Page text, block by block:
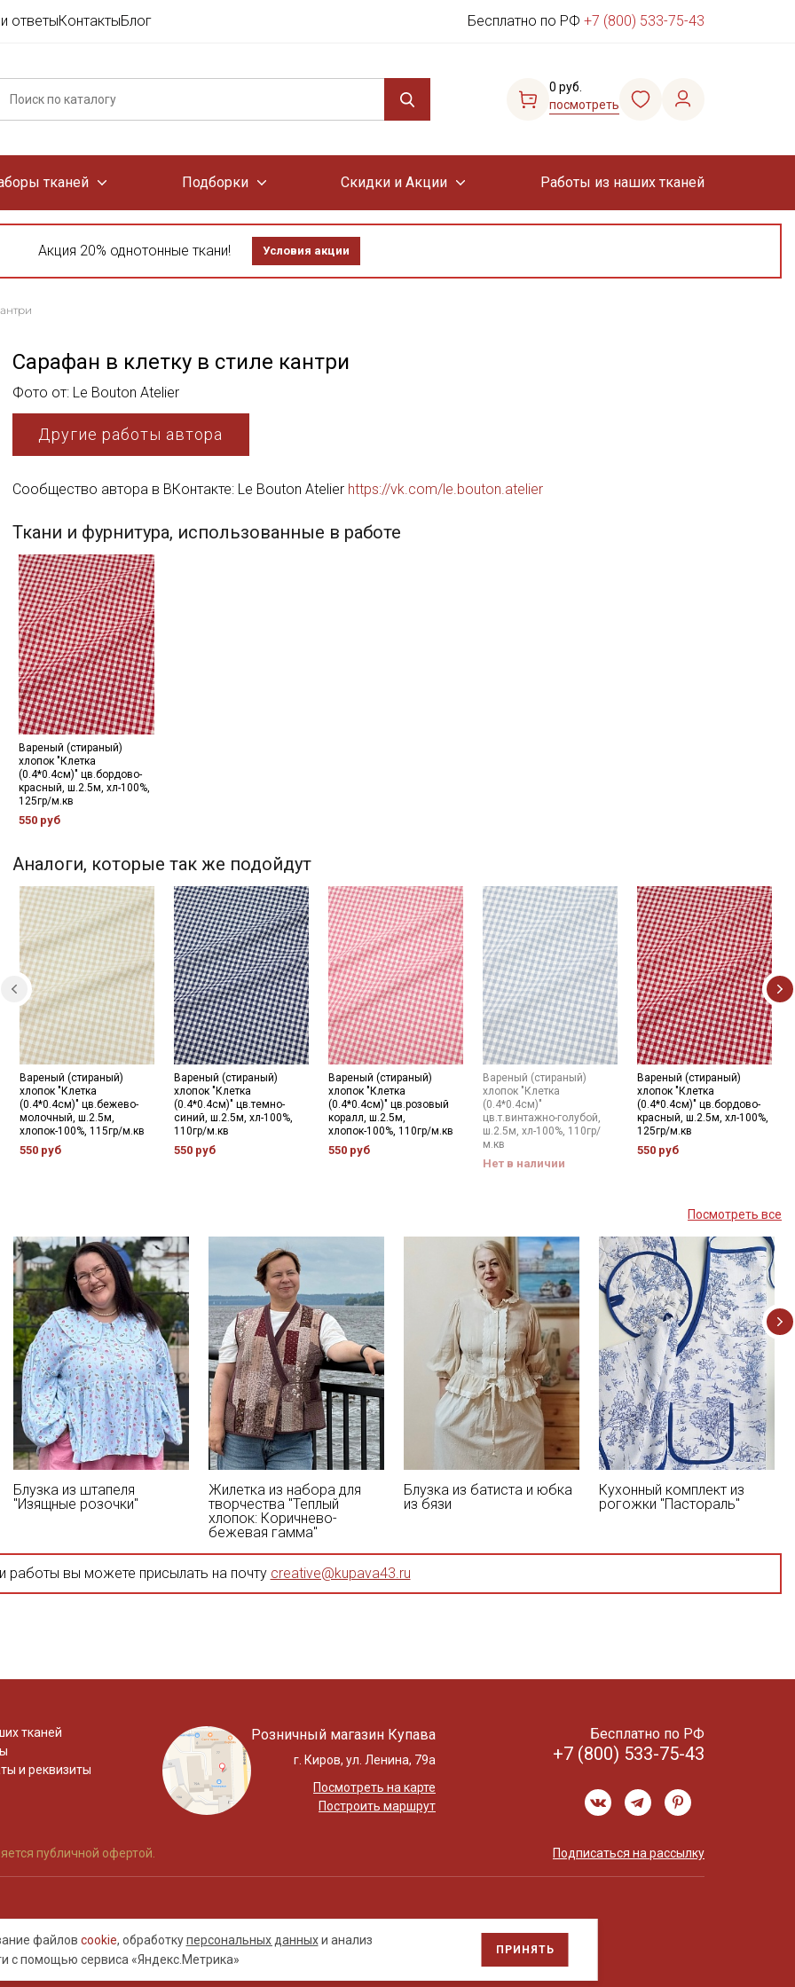
ответыКонтактыБлог Бесплатно по РФ +7 (800) 533-75-43
0 руб.
посмотреть
тканей Подборки Скидки и Акции Работы из наших тканей
Акция 20% однотонные ткани! Условия акции
Сарафан в клетку в стиле кантри
Фото от: Le Bouton Atelier
Другие работы автора
Сообщество автора в ВКонтакте: Le Bouton Atelier https://vk.com/le.bouton.atelier
Ткани и фурнитура, использованные в работе
Вареный (стираный)
хлопок "Клетка
(0.4*0.4см)" цв.бордово-
красный, ш.2.5м, хл-100%,
125гр/м.кв
550 руб
Аналоги, которые так же подойдут
Вареный (стираный)
хлопок "Клетка
(0.4*0.4см)" цв.бежево-
молочный, ш.2.5м,
хлопок-100%, 115гр/м.кв
550 руб
Вареный (стираный)
хлопок "Клетка
(0.4*0.4см)" цв.темно-
синий, ш.2.5м, хл-100%,
110гр/м.кв
550 руб
Вареный (стираный)
хлопок "Клетка
(0.4*0.4см)" цв.розовый
коралл, ш.2.5м,
хлопок-100%, 110гр/м.кв
550 руб
Вареный (стираный)
хлопок "Клетка
(0.4*0.4см)"
цв.т.винтажно-голубой,
ш.2.5м, хл-100%, 110гр/
м.кв
Нет в наличии
Вареный (стираный)
хлопок "Клетка
(0.4*0.4см)" цв.бордово-
красный, ш.2.5м, хл-100%,
125гр/м.кв
550 руб
Посмотреть все
Блузка из штапеля
"Изящные розочки"
Жилетка из набора для
творчества "Теплый
хлопок: Коричнево-
бежевая гамма"
Блузка из батиста и юбка
из бязи
Кухонный комплект из
рогожки "Пастораль"
работы вы можете присылать на почту creative@kupava43.ru
файлов cookie, обработкуперсональных данныхи анализ
с помощью сервиса «Яндекс.Метрика»
ПРИНЯТЬ
тканей
и реквизиты
Розничный магазин Купава
г. Киров, ул. Ленина, 79а
Посмотреть на карте
Построить маршрут
Бесплатно по РФ
+7 (800) 533-75-43
публичной офертой. Подписаться на рассылку
Мы публикуем здесь дополнительные
промокоды и скидки до 30% на узкие
категории тканей
Электронная почта
Подписаться
Ознакомлен(а) с
Политикой обработки персональных
данныхи даюСогласие на обработку персональных
данных